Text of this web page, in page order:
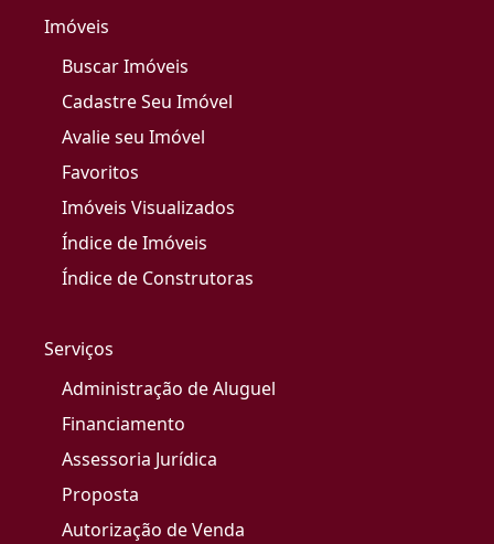
Imóveis
Buscar Imóveis
Cadastre Seu Imóvel
Avalie seu Imóvel
Favoritos
Imóveis Visualizados
Índice de Imóveis
Índice de Construtoras
Serviços
Administração de Aluguel
Financiamento
Assessoria Jurídica
Proposta
Autorização de Venda